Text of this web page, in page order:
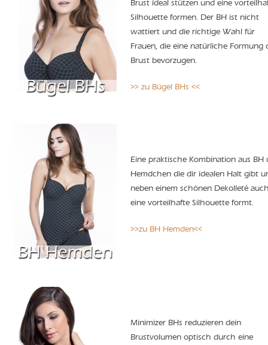
Brust ideal stützen und eine
Silhouette formen. Der BH ist nicht
wattiert und die richtige Wahl für
Frauen, die eine natürliche Formung
Brust bevorzugen.
>> zu Bügel BHs <<
Eine praktische Kombination aus BH
Hemdchen die dir idealen Halt gibt
neben einem schönen Dekolleté
eine vorteilhafte Silhouette formt.
>>zu BH Hemden<<
Minimizer BHs reduzieren dein
Brustvolumen optisch durch eine